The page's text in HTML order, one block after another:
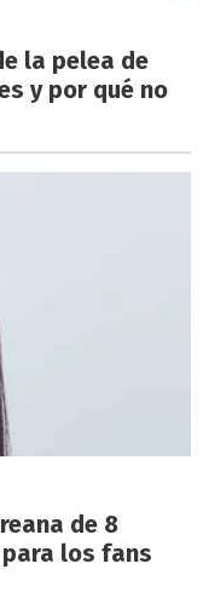
la pelea de
y por qué no
de 8
los fans